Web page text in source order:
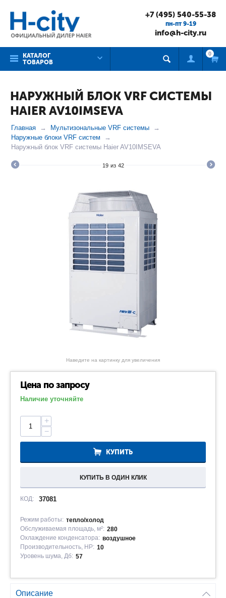
+7 (495) 540-55-38
пн-пт 9-19
info@h-city.ru
КАТАЛОГ
ТОВАРОВ
0
НАРУЖНЫЙ БЛОК VRF СИСТЕМЫ
HAIER AV10IMSEVA
Главная
Мультизональные VRF системы
Наружные блоки VRF систем
Наружный блок VRF системы Haier AV10IMSEVA
19 из 42
Наведите на картинку для увеличения
Цена по запросу
Наличие уточняйте
+
−
КУПИТЬ
КУПИТЬ В ОДИН КЛИК
КОД: 37081
Режим работы: тепло/холод
Обслуживаемая площадь, м²: 280
Охлаждение конденсатора: воздушное
Производительность, HP: 10
Уровень шума, Дб: 57
Описание